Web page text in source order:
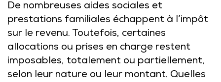
De nombreuses aides sociales et
prestations familiales échappent à l’impôt
sur le revenu. Toutefois, certaines
allocations ou prises en charge restent
imposables, totalement ou partiellement,
selon leur nature ou leur montant. Quelles